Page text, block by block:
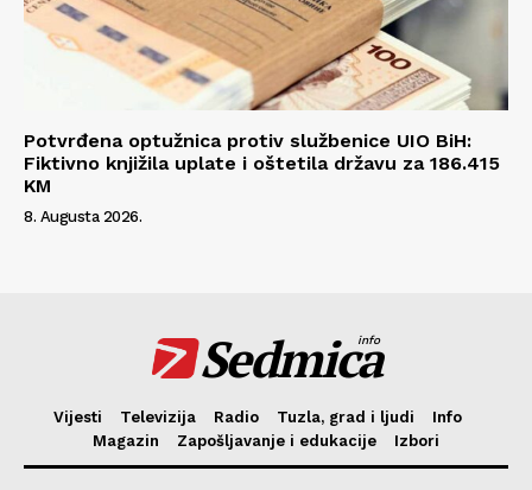
Potvrđena optužnica protiv službenice UIO BiH:
Fiktivno knjižila uplate i oštetila državu za 186.415
KM
8. Augusta 2026.
Sedmica
info
Vijesti Televizija Radio Tuzla, grad i ljudi
Info
Magazin
Zapošljavanje i edukacije Izbori